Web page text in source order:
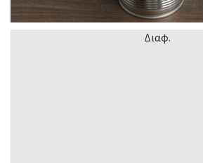
Διαφ.